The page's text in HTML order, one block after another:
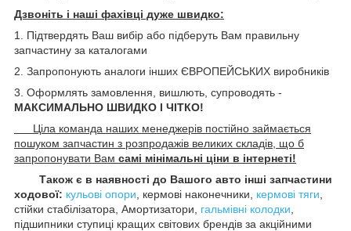
Дзвоніть і наші фахівці дуже швидко:
1. Підтвердять Ваш вибір або підберуть Вам правильну
запчастину за каталогами
2. Запропонують аналоги інших ЄВРОПЕЙСЬКИХ виробників
3. Оформлять замовлення, вишлють, супроводять -
МАКСИМАЛЬНО ШВИДКО І ЧІТКО!
Ціла команда наших менеджерів постійно займається
пошуком запчастин з розпродажів великих складів, що б
запропонувати Вам самі мінімальні ціни в інтернеті!
Також є в наявності до Вашого авто інші запчастини
ходової: кульові опори , кермові наконечники, кермові тяги
стійки стабілізатора, Амортизатори, гальмівні колодки
підшипники ступиці кращих світових брендів за акційними